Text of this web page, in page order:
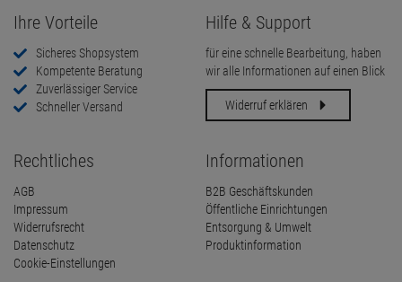
Ihre Vorteile
Sicheres Shopsystem
Kompetente Beratung
Zuverlässiger Service
Schneller Versand
Hilfe & Support
für eine schnelle Bearbeitung, haben
wir alle Informationen auf einen Blick
Widerruf erklären
Rechtliches
AGB
Impressum
Widerrufsrecht
Datenschutz
Cookie-Einstellungen
Informationen
B2B Geschäftskunden
Öffentliche Einrichtungen
Entsorgung & Umwelt
Produktinformation